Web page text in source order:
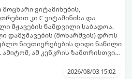
ვიტამინების,
კი C ვიტამინისა და
მჟავების ნამდვილი საბადოა.
დამუშავების (მოხარშვის) დროს
ნივთიერებების დიდი ნაწილი
ამიტომ, ამ კენკრის ზამთრისთვის
- მოხარშვის გარეშე.
კაშკაშა გემოს, არომატს და
2026/08/03 15:02